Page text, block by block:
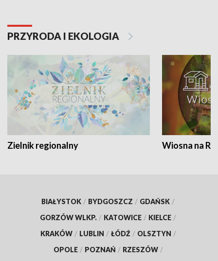
PRZYRODA I EKOLOGIA
Zielnik regionalny Wiosna na
BIAŁYSTOK / BYDGOSZCZ / GDAŃSK /
GORZÓW WLKP. / KATOWICE / KIELCE /
KRAKÓW / LUBLIN / ŁÓDŹ / OLSZTYN /
OPOLE / POZNAŃ / RZESZÓW /